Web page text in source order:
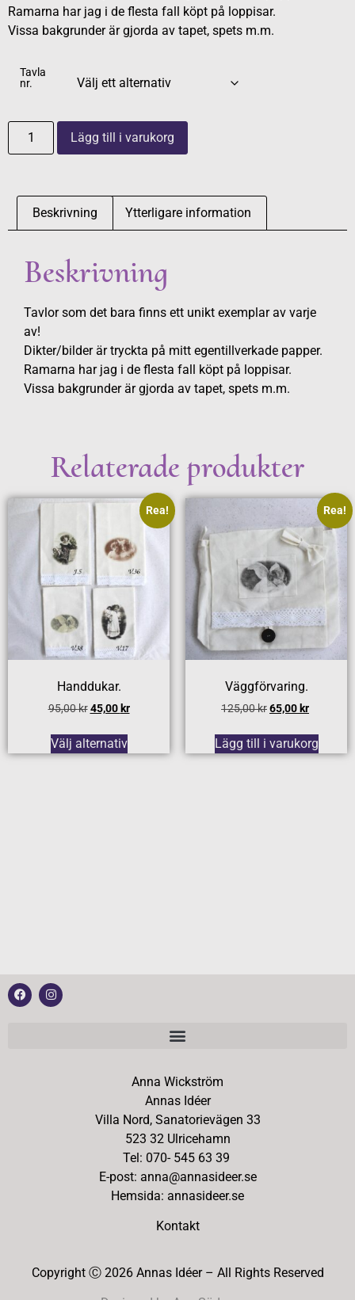
Ramarna har jag i de flesta fall köpt på loppisar.
Vissa bakgrunder är gjorda av tapet, spets m.m.
Tavla
nr.
Lägg till i varukorg
Beskrivning Ytterligare information
Beskrivning
Tavlor som det bara finns ett unikt exemplar av varje
av!
Dikter/bilder är tryckta på mitt egentillverkade papper.
Ramarna har jag i de flesta fall köpt på loppisar.
Vissa bakgrunder är gjorda av tapet, spets m.m.
Relaterade produkter
Rea!
Handdukar.
95,00kr 45,00 kr
Välj alternativ
Rea!
Väggförvaring.
125,00kr65,00 kr
Lägg till i varukorg
Anna Wickström
Annas Idéer
Villa Nord, Sanatorievägen 33
523 32 Ulricehamn
Tel: 070- 545 63 39
E-post: anna@annasideer.se
Hemsida: annasideer.se
Kontakt
Copyright Ⓒ 2026 Annas Idéer – All Rights Reserved